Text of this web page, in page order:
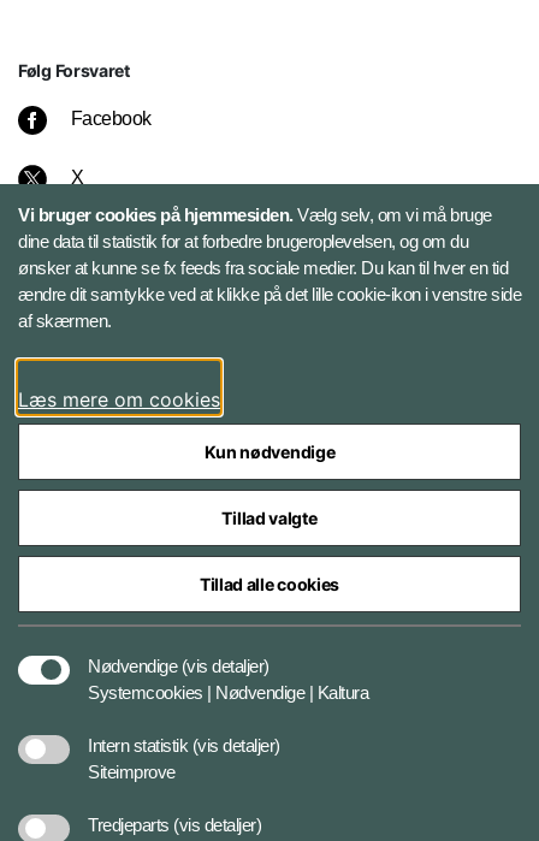
Følg Forsvaret
Facebook
X
Instagram
Bluesky
LinkedIn
Styrelser og myndigheder under Forsvarsministeriet
Vi bruger cookies på hjemmesiden.Vælg selv, om vi må bruge
dine data til statistik for at forbedre brugeroplevelsen, og om du
ønsker at kunne se fx feeds fra sociale medier. Du kan til hver en tid
ændre dit samtykke ved at klikke på det lille cookie-ikon i venstre side
af skærmen.
Læs mere om cookies
Kun nødvendige
Tillad valgte
Tillad alle cookies
Nødvendige (vis detaljer)
Systemcookies | Nødvendige | Kaltura
Intern statistik (vis detaljer)
Siteimprove
Tredjeparts (vis detaljer)